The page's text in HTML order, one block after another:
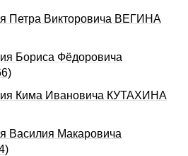
Петра Викторовича ВЕГИНА
Бориса Фёдоровича
Кима Ивановича КУТАХИНА
Василия Макаровича